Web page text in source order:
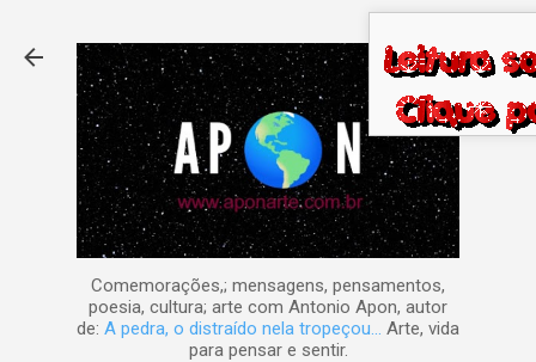
Comemorações,; mensagens, pensamentos,
poesia, cultura; arte com Antonio Apon, autor
de: A pedra, o distraído nela tropeçou... Arte, vida
para pensar e sentir.